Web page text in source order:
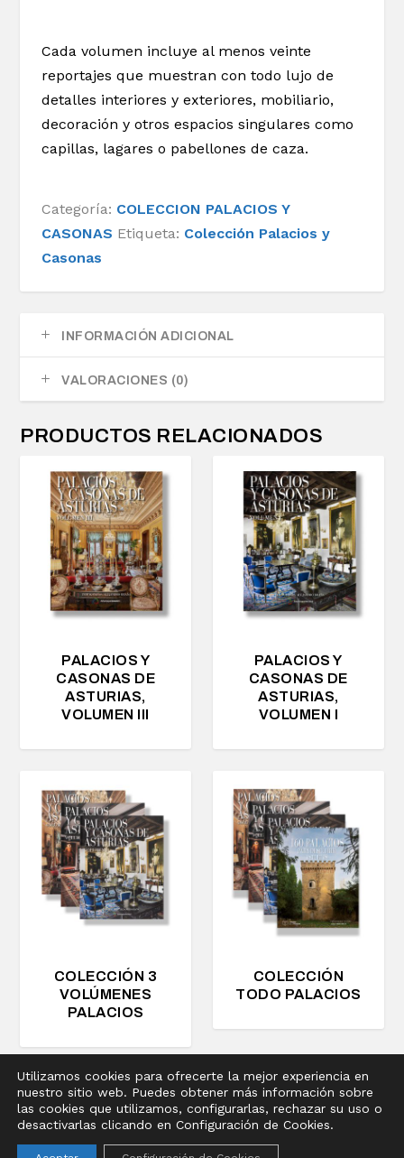
Cada volumen incluye al menos veinte
reportajes que muestran con todo lujo de
detalles interiores y exteriores, mobiliario,
decoración y otros espacios singulares como
capillas, lagares o pabellones de caza.
Categoría: COLECCION PALACIOS Y
CASONAS Etiqueta: Colección Palacios y
Casonas
INFORMACIÓN ADICIONAL
VALORACIONES (0)
PRODUCTOS RELACIONADOS
PALACIOS Y
CASONAS DE
ASTURIAS,
VOLUMEN III
PALACIOS Y
CASONAS DE
ASTURIAS,
VOLUMEN I
COLECCIÓN 3
VOLÚMENES
PALACIOS
COLECCIÓN
TODO PALACIOS
Diseñado porElegant Themes| Desarrollado por
WordPress
Aviso legal
Política de privacidad Política de cookies
Utilizamos cookies para ofrecerte la mejor experiencia en
nuestro sitio web. Puedes obtener más información sobre
las cookies que utilizamos, configurarlas, rechazar su uso o
desactivarlas clicando en Configuración de Cookies.